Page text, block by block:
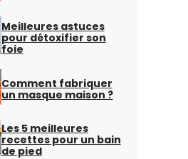
Meilleures astuces
pour détoxifier son
foie
Comment fabriquer
un masque maison ?
Les 5 meilleures
recettes pour un bain
de pied